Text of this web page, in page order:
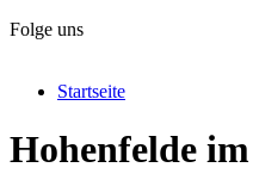
Folge uns
Startseite
Hohenfelde